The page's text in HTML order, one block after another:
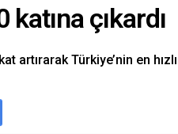
çıkardı
artırarak Türkiye’nin en